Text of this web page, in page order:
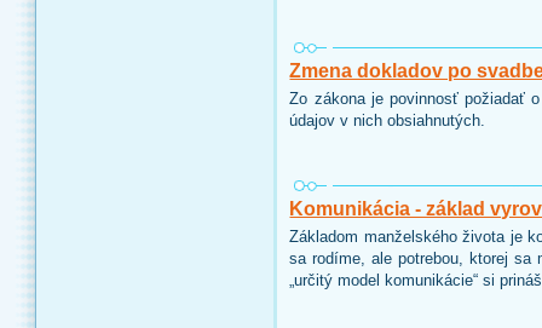
Zmena dokladov po
Zo zákona je povinnosť požiadať
údajov v nich obsiahnutých.
Komunikácia - základ
Základom manželského života je
sa rodíme, ale potrebou, ktorej
„určitý model komunikácie“ si